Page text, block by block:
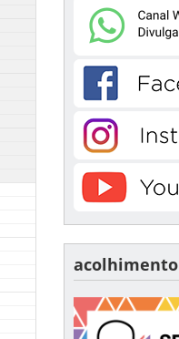
acolhimento